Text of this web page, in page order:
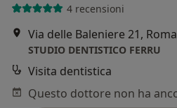
4 recensioni
Via delle Baleniere 21, Roma
STUDIO DENTISTICO FERRU
Visita dentistica